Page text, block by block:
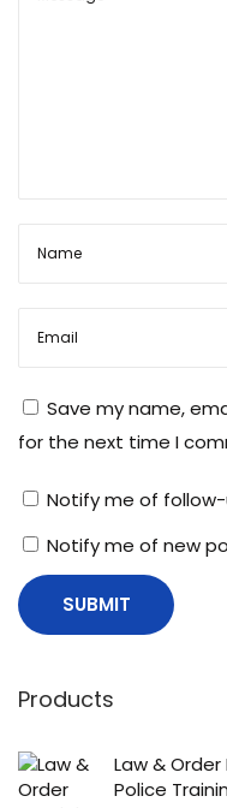
औ
र
जां
अ
धि
का
के
ए
ज
Save my name,
for the next time I
Notify me of
Notify me of new
Products
Law &
Police